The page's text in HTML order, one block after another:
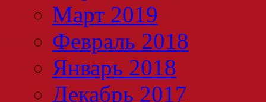
Март 2019
Февраль 2018
Январь 2018
Декабрь 2017